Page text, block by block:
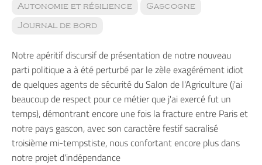
Autonomie et résilience
Gascogne
Journal de bord
Notre apéritif discursif de présentation de notre nouveau
parti politique a à été perturbé par le zèle exagérément idiot
de quelques agents de sécurité du Salon de l'Agriculture (j'ai
beaucoup de respect pour ce métier que j'ai exercé fut un
temps), démontrant encore une fois la fracture entre Paris et
notre pays gascon, avec son caractère festif sacralisé
troisième mi-tempstiste, nous confortant encore plus dans
notre projet d'indépendance